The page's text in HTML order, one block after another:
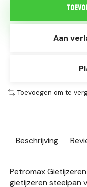
Aan
Toevoegen om te
Beschrijving
Petromax
gietijzeren steelpan